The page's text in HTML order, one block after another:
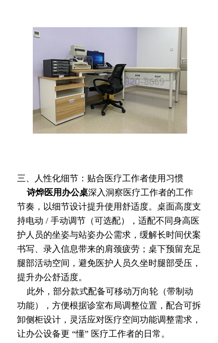
三、人性化细节：贴合医疗工作者使用习惯
诗烨医用办公桌深入洞察医疗工作者的工作
节奏，以细节设计提升使用舒适度。桌面高度支
持电动 / 手动调节（可选配），适配不同身高医
护人员的坐姿与站姿办公需求，缓解长时间伏案
书写、录入信息带来的肩颈疲劳；桌下预留充足
腿部活动空间，避免医护人员久坐时腿部受压，
提升办公舒适度。
此外，部分款式配备可移动万向轮（带制动
功能），方便根据诊室布局调整位置，配合可拆
卸侧柜设计，灵活应对医疗空间功能调整需求，
让办公设备更 “懂” 医疗工作者的日常。